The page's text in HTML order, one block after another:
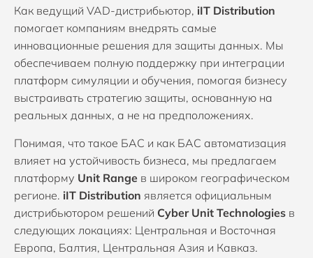
Как ведущий VAD-дистрибьютор, iIT Distribution
помогает компаниям внедрять самые
инновационные решения для защиты данных. Мы
обеспечиваем полную поддержку при интеграции
платформ симуляции и обучения, помогая бизнесу
выстраивать стратегию защиты, основанную на
реальных данных, а не на предположениях.
Понимая, что такое БАС и как БАС автоматизация
влияет на устойчивость бизнеса, мы предлагаем
платформу Unit Range в широком географическом
регионе. iIT Distribution является официальным
дистрибьютором решений Cyber Unit Technologies в
следующих локациях: Центральная и Восточная
Европа, Балтия, Центральная Азия и Кавказ.